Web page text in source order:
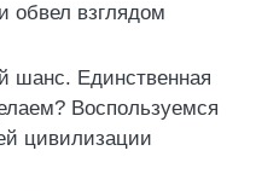
обвел взглядом
шанс. Единственная
Воспользуемся
цивилизации